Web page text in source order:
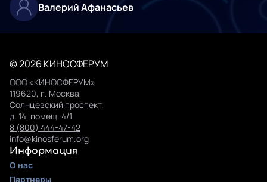
Валерий Афанасьев
© 2026 КИНОСФЕРУМ
ООО «КИНОСФЕРУМ»
119620, г. Москва,
Солнцевский проспект,
д. 14, помещ. 4/1
8 (800) 444-47-42
info@kinosferum.org
Информация
О нас
Партнеры